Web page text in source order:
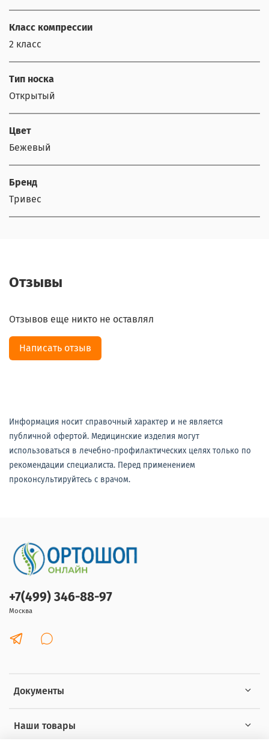
Класс компрессии
2 класс
Тип носка
Открытый
Цвет
Бежевый
Бренд
Тривес
Отзывы
Отзывов еще никто не оставлял
Написать отзыв
Информация носит справочный характер и не является
публичной офертой. Медицинские изделия могут
использоваться в лечебно-профилактических целях только по
рекомендации специалиста. Перед применением
проконсультируйтесь с врачом.
Документы
Наши товары
+7(499) 346-88-97
Москва